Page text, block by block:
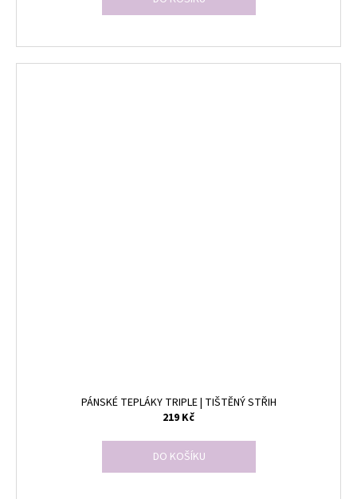
PÁNSKÉ TEPLÁKY TRIPLE | TIŠTĚNÝ STŘIH
219 Kč
DO KOŠÍKU